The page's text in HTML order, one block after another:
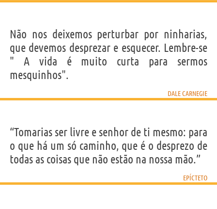
Não nos deixemos perturbar por ninharias,
que devemos desprezar e esquecer. Lembre-se
" A vida é muito curta para sermos
mesquinhos".
DALE CARNEGIE
“Tomarias ser livre e senhor de ti mesmo: para
o que há um só caminho, que é o desprezo de
todas as coisas que não estão na nossa mão.”
EPÍCTETO